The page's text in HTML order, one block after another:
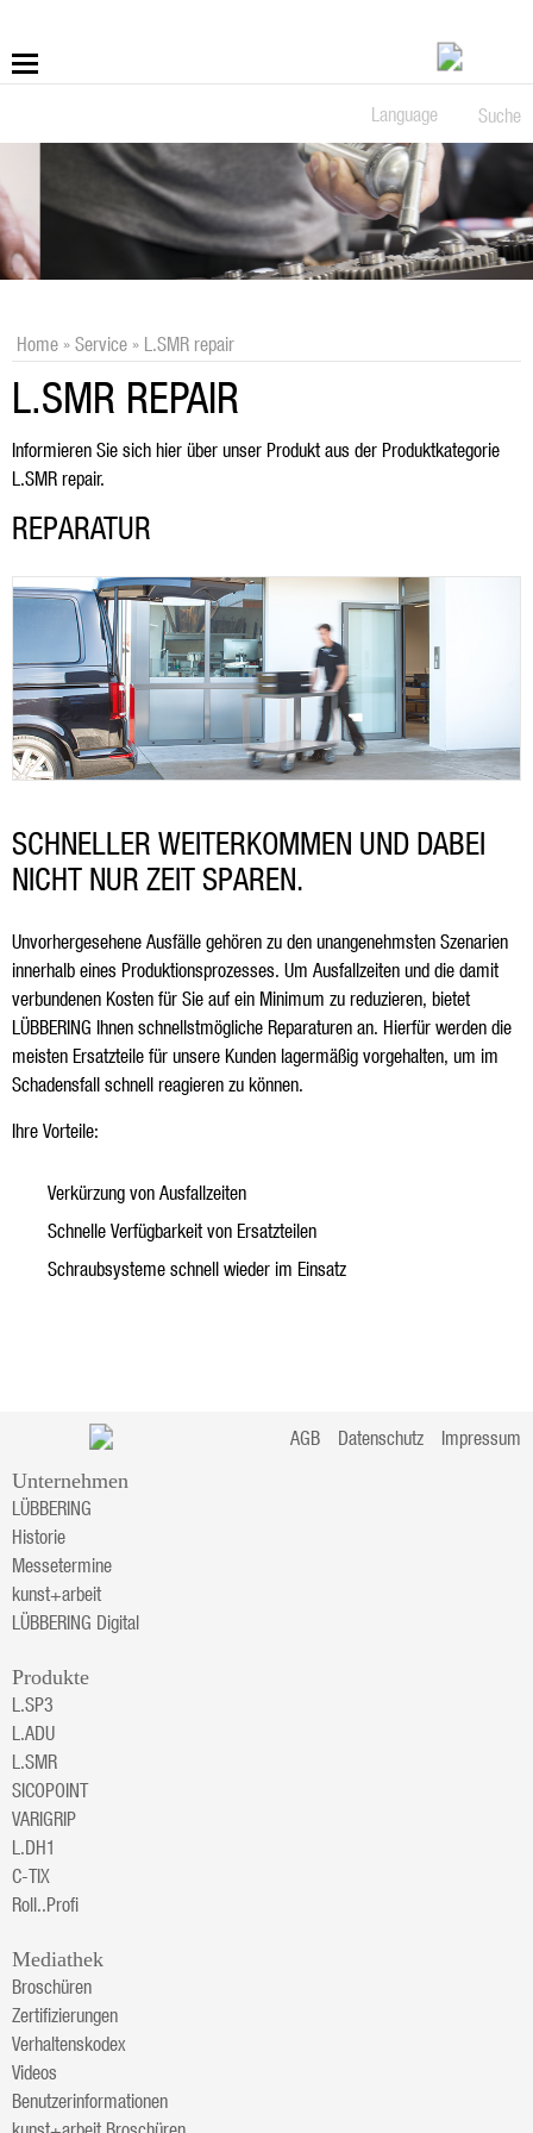
Bohren
Service
LÜBBERING DIGITAL
Jobs & Karriere
TEAM LÜBBERING
Kontakt
Suche
Language
Home » Service » L.SMR repair
L.SMR REPAIR
Informieren Sie sich hier über unser Produkt aus der Produktkategorie
L.SMR repair.
REPARATUR
SCHNELLER WEITERKOMMEN UND DABEI
NICHT NUR ZEIT SPAREN.
Unvorhergesehene Ausfälle gehören zu den unangenehmsten Szenarien
innerhalb eines Produktionsprozesses. Um Ausfallzeiten und die damit
verbundenen Kosten für Sie auf ein Minimum zu reduzieren, bietet
LÜBBERING Ihnen schnellstmögliche Reparaturen an. Hierfür werden die
meisten Ersatzteile für unsere Kunden lagermäßig vorgehalten, um im
Schadensfall schnell reagieren zu können.
Ihre Vorteile:
Verkürzung von Ausfallzeiten
Schnelle Verfügbarkeit von Ersatzteilen
Schraubsysteme schnell wieder im Einsatz
AGB Datenschutz Impressum
Unternehmen
LÜBBERING
Historie
Messetermine
kunst+arbeit
LÜBBERING Digital
Produkte
L.SP3
L.ADU
L.SMR
SICOPOINT
VARIGRIP
L.DH1
C-TIX
Roll..Profi
Mediathek
Broschüren
Zertifizierungen
Verhaltenskodex
Videos
Benutzerinformationen